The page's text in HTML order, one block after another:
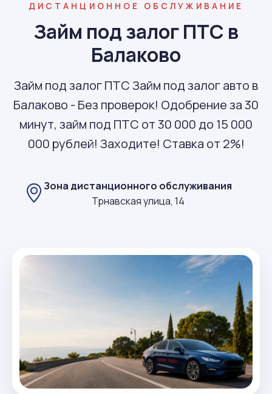
ДИСТАНЦИОННОЕ ОБСЛУЖИВАНИЕ
Займ под залог ПТС в
Балаково
Займ под залог ПТС Займ под залог авто в
Балаково - Без проверок! Одобрение за 30
минут, займ под ПТС от 30 000 до 15 000
000 рублей! Заходите! Ставка от 2%!
Зона дистанционного обслуживания
Трнавская улица, 14